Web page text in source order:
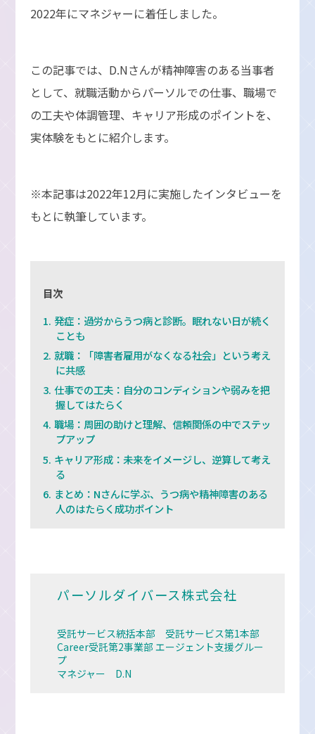
2022年にマネジャーに着任しました。
この記事では、D.Nさんが精神障害のある当事者
として、就職活動からパーソルでの仕事、職場で
の工夫や体調管理、キャリア形成のポイントを、
実体験をもとに紹介します。
※本記事は2022年12月に実施したインタビューを
もとに執筆しています。
目次
発症：過労からうつ病と診断。眠れない日が続く
ことも
就職：「障害者雇用がなくなる社会」という考え
に共感
仕事での工夫：自分のコンディションや弱みを把
握してはたらく
職場：周囲の助けと理解、信頼関係の中でステッ
プアップ
キャリア形成：未来をイメージし、逆算して考え
る
まとめ：Nさんに学ぶ、うつ病や精神障害のある
人のはたらく成功ポイント
パーソルダイバース株式会社
受託サービス統括本部 受託サービス第1本部
Career受託第2事業部 エージェント支援グルー
プ
マネジャー D.N